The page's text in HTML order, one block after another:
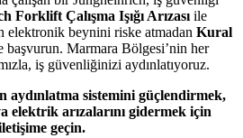
Forklift Çalışma Işığı Arızası ile
elektronik beynini riske atmadan Kural
başvurun. Marmara Bölgesi’nin her
iş güvenliğinizi aydınlatıyoruz.
sistemini güçlendirmek,
elektrik arızalarını gidermek için
geçin.